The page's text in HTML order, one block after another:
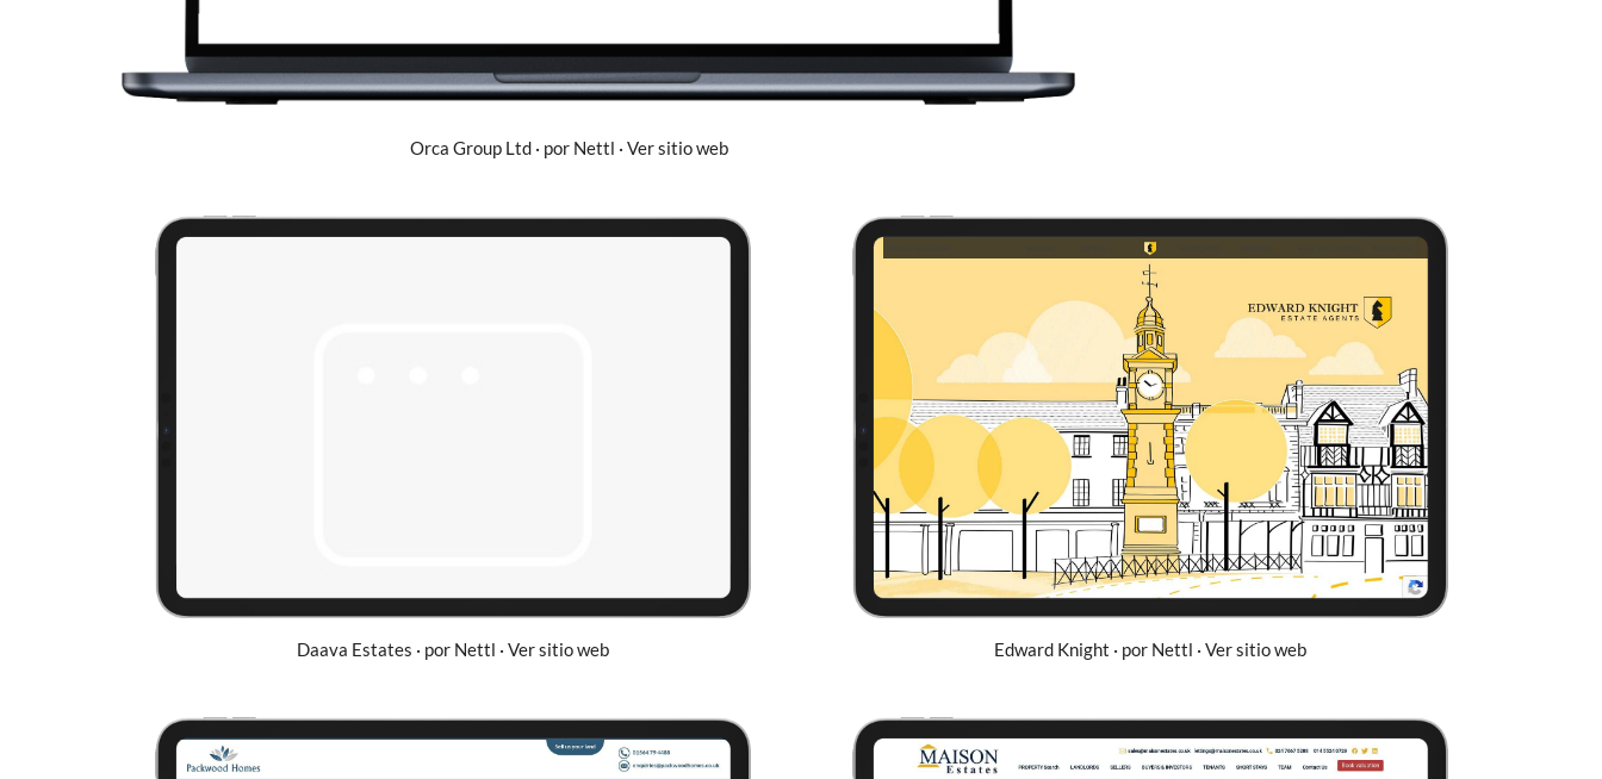
Orca Group Ltd · por Nettl · Ver sitio web
Daava Estates · por Nettl · Ver sitio web Edward Knight · por Nettl · Ver sitio web